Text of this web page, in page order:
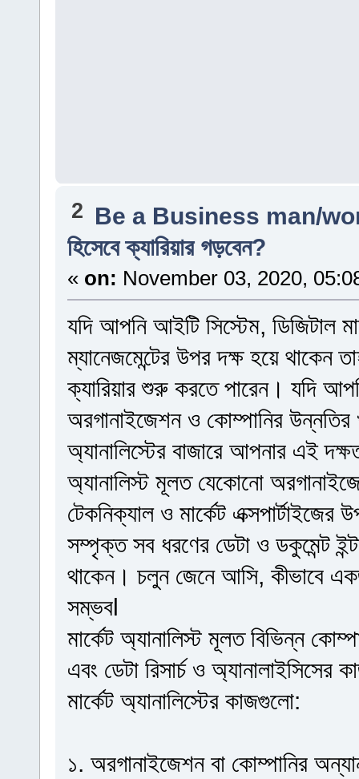
2 Be a Business man/
হিসেবে ক্যারিয়ার গড়বেন?
« on: November 03, 2020,
যদি আপনি আইটি সিস্টেম, ডিজিটাল
ম্যানেজমেন্টের উপর দক্ষ হয়ে থাকেন
ক্যারিয়ার শুরু করতে পারেন। যদি
অরগানাইজেশন ও কোম্পানির উন্নতির
অ্যানালিস্টের বাজারে আপনার এই
অ্যানালিস্ট মূলত যেকোনো
টেকনিক্যাল ও মার্কেট এক্সপার্টাইজের
সম্পৃক্ত সব ধরণের ডেটা ও ডকুমেন্ট
থাকেন। চলুন জেনে আসি, কীভাবে
সম্ভবl
মার্কেট অ্যানালিস্ট মূলত বিভিন্ন
এবং ডেটা রিসার্চ ও
মার্কেট অ্যানালিস্টের কাজগুলো:
১. অরগানাইজেশন বা কোম্পানির